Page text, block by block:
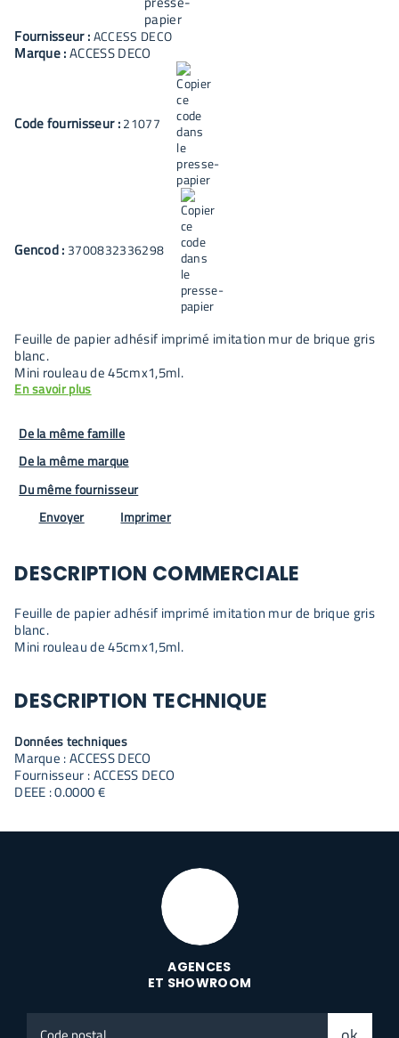
Fournisseur :ACCESS DECO
Marque :ACCESS DECO
Code fournisseur :21077
Gencod : 3700832336298
Feuille de papier adhésif imprimé imitation mur de brique gris
blanc.
Mini rouleau de 45cmx1,5ml.
En savoir plus
De la même famille
De la même marque
Du même fournisseur
Envoyer
Imprimer
DESCRIPTION COMMERCIALE
Feuille de papier adhésif imprimé imitation mur de brique gris
blanc.
Mini rouleau de 45cmx1,5ml.
DESCRIPTION TECHNIQUE
Données techniques
Marque : ACCESS DECO
Fournisseur : ACCESS DECO
DEEE : 0.0000 €
AGENCES
ET SHOWROOM